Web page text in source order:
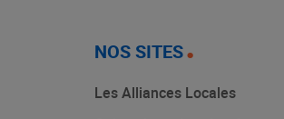
NOS SITES
Les Alliances Locales